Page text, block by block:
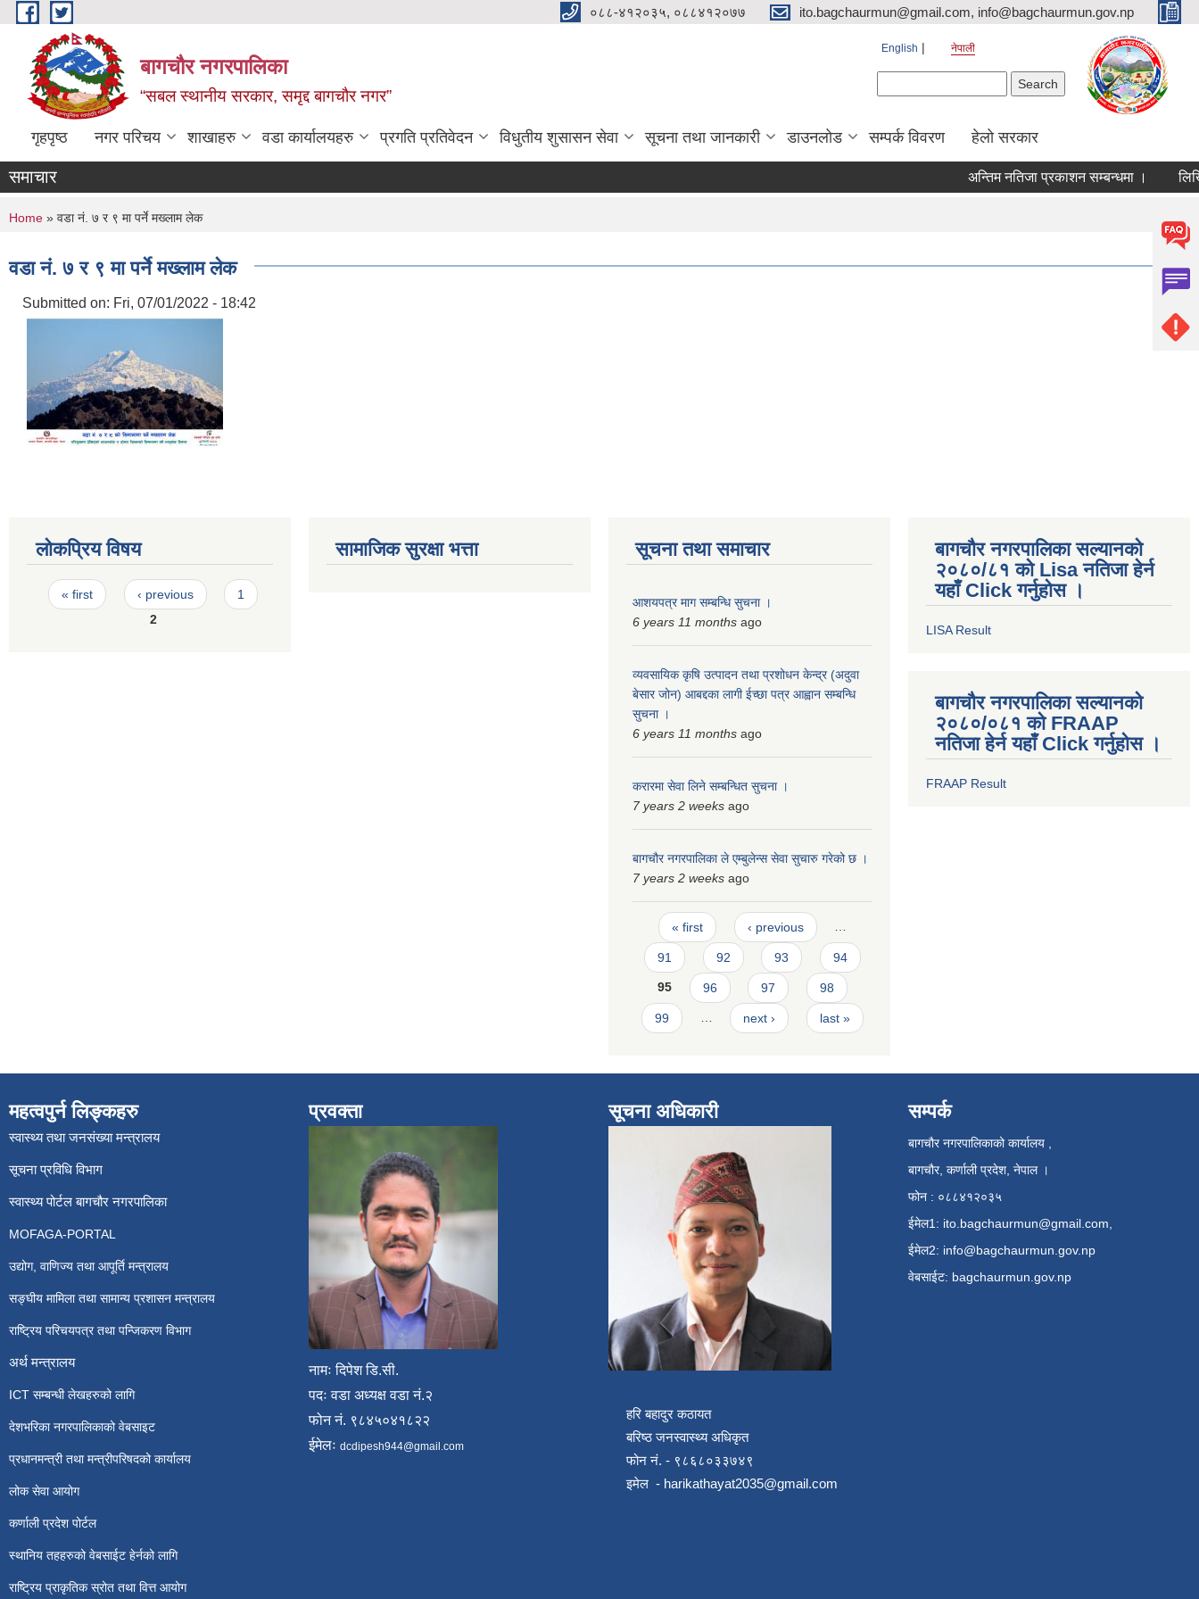
Skip to main content ०८८-४१२०३५, ०८८४१२०७७ ito.bagchaurmun@gmail.com, info@bagchaurmun.gov.np
बागचौर नगरपालिका
“सबल स्थानीय सरकार, समृद्द बागचौर नगर”
English नेपाली
गृहपृष्ठ नगर परिचय शाखाहरु वडा ‍कार्यालयहरु प्रगति प्रतिवेदन विधुतीय शुसासन सेवा सूचना तथा जानकारी डाउनलोड सम्पर्क विवरण हेलो सरकार
समाचार अन्तिम नतिजा प्रकाशन सम्बन्धमा ।
You are here
Home » वडा नं. ७ र ९ मा पर्ने मख्लाम लेक
वडा नं. ७ र ९ मा पर्ने मख्लाम लेक
Submitted on: Fri, 07/01/2022 - 18:42
लोकप्रिय विषय
Pages
« first ‹ previous
1
2
सामाजिक सुरक्षा भत्ता सूचना तथा समाचार
आशयपत्र माग सम्बन्धि सुचना ।
6 years 11 months ago
व्यवसायिक कृषि उत्पादन तथा प्रशोधन केन्द्र (अदुवा
बेसार जोन) आबद्दका लागी ईच्छा पत्र आह्वान सम्बन्धि
सुचना ।
6 years 11 months ago
करारमा सेवा लिने सम्बन्धित सुचना ।
7 years 2 weeks ago
बागचौर नगरपालिका ले एम्बुलेन्स सेवा सुचारु गरेको छ ।
7 years 2 weeks ago
Pages
« first ‹ previous …
91 92 93 94
95 96 97 98
99 … next › last »
बागचौर नगरपालिका सल्यानको
२०८०/८१ को Lisa नतिजा हेर्न
यहाँ Click गर्नुहोस ।
LISA Result
बागचौर नगरपालिका सल्यानको
२०८०/०८१ को FRAAP
नतिजा हेर्न यहाँ Click गर्नुहोस ।
FRAAP Result
महत्वपुर्न लिङ्कहरु
स्वास्थ्य तथा जनसंख्या मन्त्रालय
सूचना प्रविधि विभाग
स्वास्थ्य पोर्टल बागचौर नगरपालिका
MOFAGA-PORTAL
उद्योग, वाणिज्य तथा आपूर्ति मन्त्रालय
सङ्घीय मामिला तथा सामान्य प्रशासन मन्त्रालय
राष्ट्रिय परिचयपत्र तथा पन्जिकरण विभाग
अर्थ मन्त्रालय
ICT सम्बन्धी लेखहरुको लागि
देशभरिका नगरपालिकाको वेबसाइट
प्रधानमन्त्री तथा मन्त्रीपरिषदको कार्यालय
लोक सेवा आयोग
कर्णाली प्रदेश पोर्टल
स्थानिय तहहरुको वेबसाईट हेर्नको लागि
राष्ट्रिय प्राकृतिक स्रोत तथा वित्त आयोग
प्रवक्ता
नामः दिपेश डि.सी.
पदः वडा अध्यक्ष वडा नं.२
फोन नं. ९८४५०४१८२२
ईमेलः dcdipesh944@gmail.com
सूचना अधिकारी
हरि बहादुर कठायत
बरिष्ठ जनस्वास्थ्य अधिकृत
फोन नं. - ९८६८०३३७४९
इमेल - harikathayat2035@gmail.com
सम्पर्क
बागचौर नगरपालिकाको कार्यालय ,
बागचौर, कर्णाली प्रदेश, नेपाल ।
फोन : ०८८४१२०३५
ईमेल1: ito.bagchaurmun@gmail.com
ईमेल2: info@bagchaurmun.gov.np
वे‍बसाईट: bagchaurmun.gov.np